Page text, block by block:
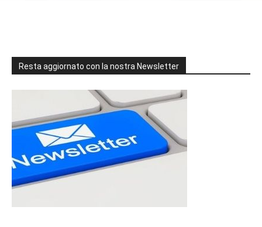
Resta aggiornato con la nostra Newsletter